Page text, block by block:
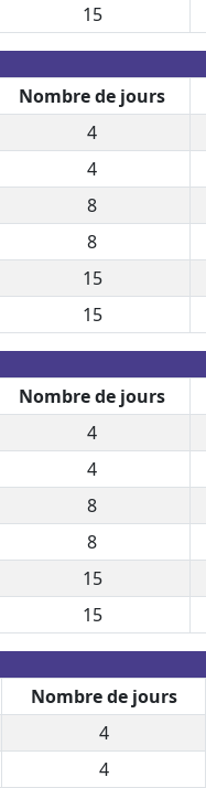
15
Nombre de jours
4
4
8
8
15
15
Nombre de jours
4
4
8
8
15
15
Nombre de jours
4
4